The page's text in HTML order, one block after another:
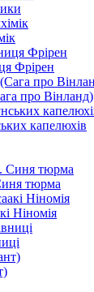
Фрірен
про Вінланд)
капелюхів
тюрма
Ніномія